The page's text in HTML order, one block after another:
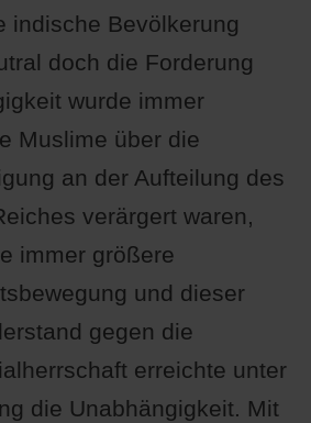
indische Bevölkerung
doch die Forderung
wurde immer
Muslime über die
an der Aufteilung des
verärgert waren,
immer größere
und dieser
gegen die
erreichte unter
die Unabhängigkeit. Mit